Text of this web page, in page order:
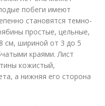
побеги имеют
становятся темно-
простые, цельные,
см, шириной от 3 до 5
краями. Лист
кожистый,
а нижняя его сторона